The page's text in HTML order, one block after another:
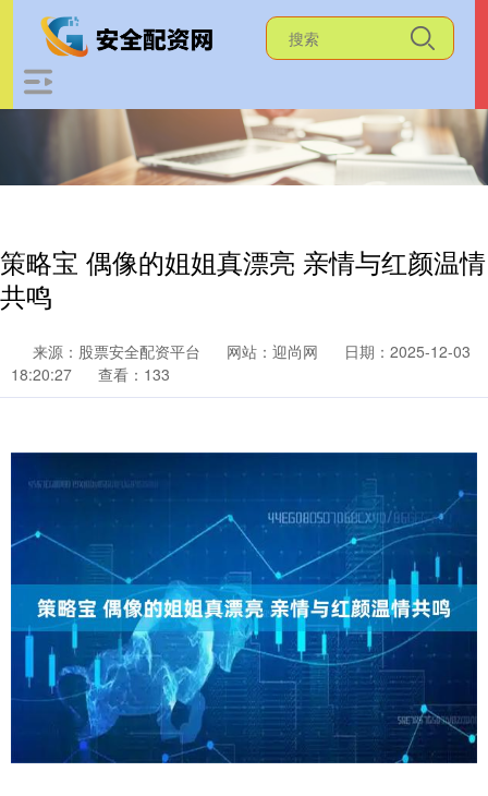
策略宝 偶像的姐姐真漂亮 亲情与红颜温情
共鸣
来源：股票安全配资平台 网站：迎尚网
日期：2025-12-03
18:20:27
查看：133